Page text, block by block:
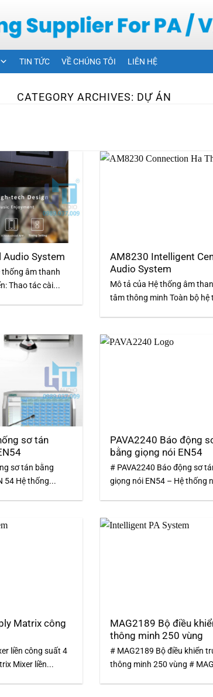
TIN TỨC VỀ CHÚNG TÔI LIÊN HỆ
CATEGORY ARCHIVES: DỰ ÁN
Audio System
thống âm thanh
Thao tác cài...
AM8230 Intelligent
Audio System
Mô tả của Hệ thống âm
tâm thông minh Toàn bộ hệ
sơ tán
sơ tán bằng
54 Hệ thống...
PAVA2240 Báo động
bằng giọng nói EN54
# PAVA2240 Báo động sơ
giọng nói EN54 – Hệ thống
Matrix công
liền công suất 4
Mixer liền...
MAG2189 Bộ điều
thông minh 250 vùng
# MAG2189 Bộ điều khiển
thông minh 250 vùng #